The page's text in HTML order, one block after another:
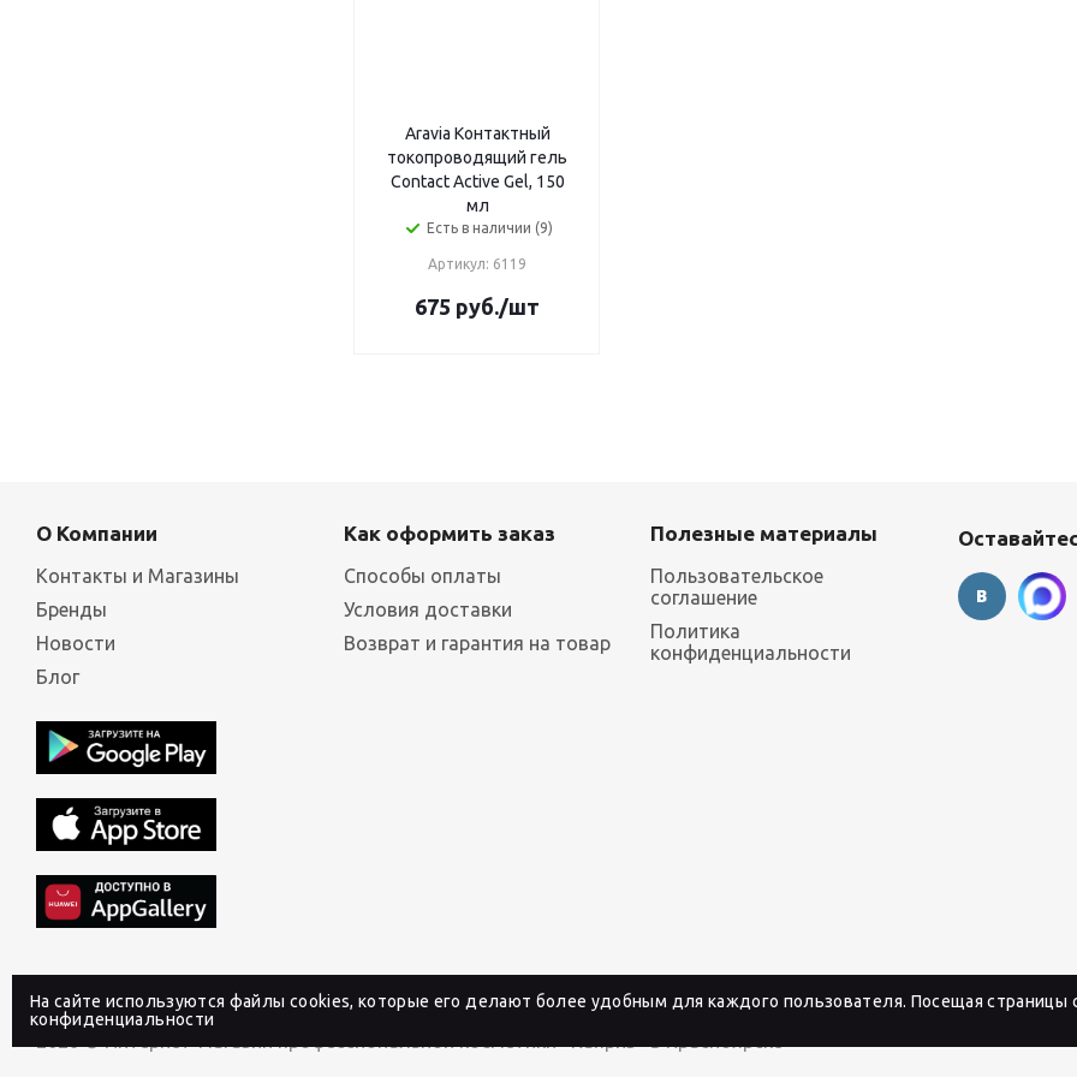
Aravia Контактный
токопроводящий гель
Contact Active Gel, 150
мл
Есть в наличии (9)
Артикул: 6119
675 руб./шт
На сайте используются файлы cookies, которые его делают более удобным для каждого пользователя. Посещая страницы
конфиденциальности
О Компании
Контакты и Магазины
Бренды
Новости
Блог
Как оформить заказ
Способы оплаты
Условия доставки
Возврат и гарантия на товар
Полезные материалы
Пользовательское
соглашение
Политика
конфиденциальности